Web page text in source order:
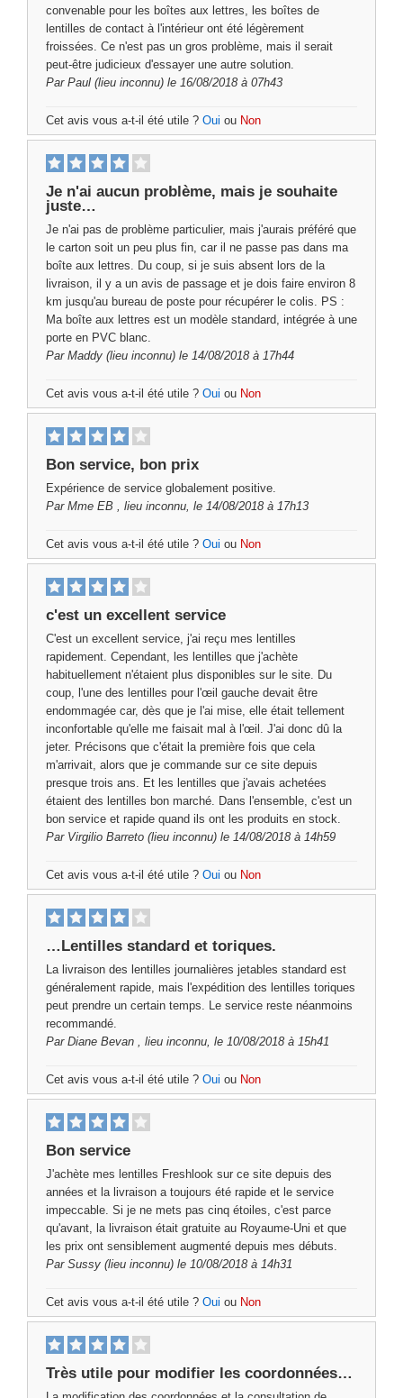
convenable pour les boîtes aux lettres, les boîtes de
lentilles de contact à l'intérieur ont été légèrement
froissées. Ce n'est pas un gros problème, mais il serait
peut-être judicieux d'essayer une autre solution.
Par Paul (lieu inconnu) le 16/08/2018 à 07h43
Cet avis vous a-t-il été utile ? Oui ou Non
Je n'ai aucun problème, mais je souhaite
juste…
Je n'ai pas de problème particulier, mais j'aurais préféré que
le carton soit un peu plus fin, car il ne passe pas dans ma
boîte aux lettres. Du coup, si je suis absent lors de la
livraison, il y a un avis de passage et je dois faire environ 8
km jusqu'au bureau de poste pour récupérer le colis. PS :
Ma boîte aux lettres est un modèle standard, intégrée à une
porte en PVC blanc.
Par Maddy (lieu inconnu) le 14/08/2018 à 17h44
Cet avis vous a-t-il été utile ? Oui ou Non
Bon service, bon prix
Expérience de service globalement positive.
Par Mme EB , lieu inconnu, le 14/08/2018 à 17h13
Cet avis vous a-t-il été utile ? Oui ou Non
c'est un excellent service
C'est un excellent service, j'ai reçu mes lentilles
rapidement. Cependant, les lentilles que j'achète
habituellement n'étaient plus disponibles sur le site. Du
coup, l'une des lentilles pour l'œil gauche devait être
endommagée car, dès que je l'ai mise, elle était tellement
inconfortable qu'elle me faisait mal à l'œil. J'ai donc dû la
jeter. Précisons que c'était la première fois que cela
m'arrivait, alors que je commande sur ce site depuis
presque trois ans. Et les lentilles que j'avais achetées
étaient des lentilles bon marché. Dans l'ensemble, c'est un
bon service et rapide quand ils ont les produits en stock.
Par Virgilio Barreto (lieu inconnu) le 14/08/2018 à 14h59
Cet avis vous a-t-il été utile ? Oui ou Non
…Lentilles standard et toriques.
La livraison des lentilles journalières jetables standard est
généralement rapide, mais l'expédition des lentilles toriques
peut prendre un certain temps. Le service reste néanmoins
recommandé.
Par Diane Bevan , lieu inconnu, le 10/08/2018 à 15h41
Cet avis vous a-t-il été utile ? Oui ou Non
Bon service
J'achète mes lentilles Freshlook sur ce site depuis des
années et la livraison a toujours été rapide et le service
impeccable. Si je ne mets pas cinq étoiles, c'est parce
qu'avant, la livraison était gratuite au Royaume-Uni et que
les prix ont sensiblement augmenté depuis mes débuts.
Par Sussy (lieu inconnu) le 10/08/2018 à 14h31
Cet avis vous a-t-il été utile ? Oui ou Non
Très utile pour modifier les coordonnées…